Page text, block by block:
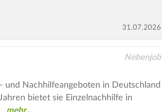
31.07.2026
Nebenjob
Nachhilfeangeboten in Deutschland
bietet sie Einzelnachhilfe in